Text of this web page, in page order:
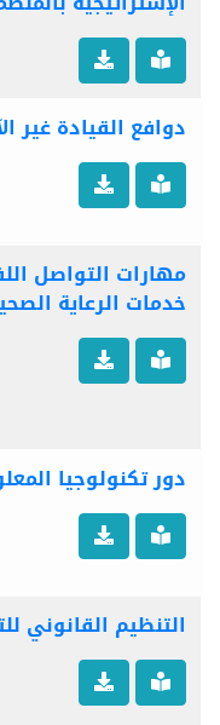
دوافع القيادة غير
مهارات التواصل
خدمات الرعاية
دور تكنولوجيا
التنظيم القانوني